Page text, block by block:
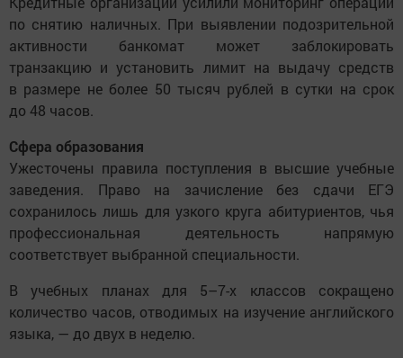
по снятию наличных. При выявлении подозрительной
активности банкомат может заблокировать
транзакцию и установить лимит на выдачу средств
в размере не более 50 тысяч рублей в сутки на срок
до 48 часов.
Сфера образования
Ужесточены правила поступления в высшие учебные
заведения. Право на зачисление без сдачи ЕГЭ
сохранилось лишь для узкого круга абитуриентов, чья
профессиональная деятельность напрямую
соответствует выбранной специальности.
В учебных планах для 5–7-х классов сокращено
количество часов, отводимых на изучение английского
языка, — до двух в неделю.